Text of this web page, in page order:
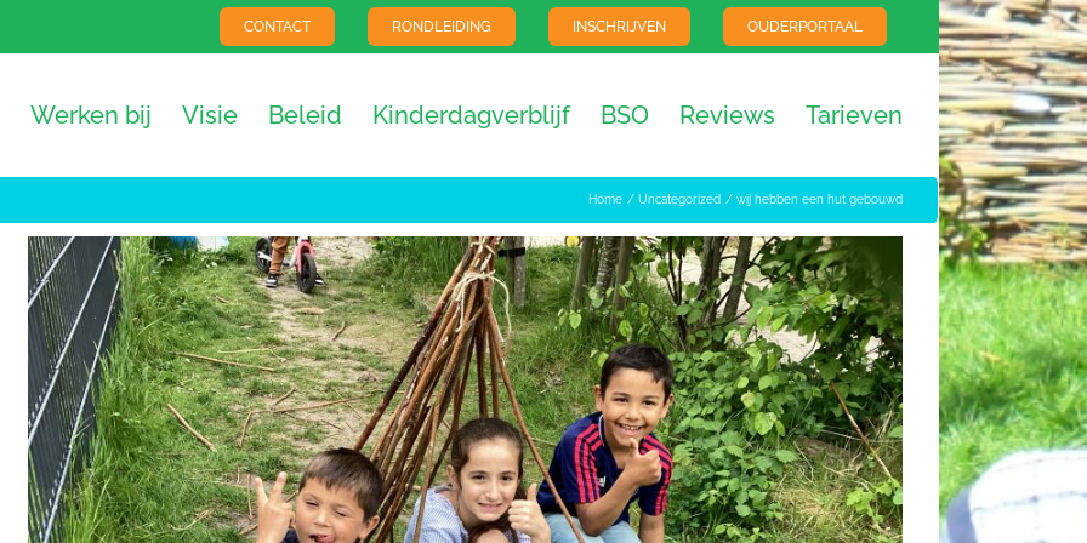
CONTACT RONDLEIDING INSCHRIJVEN OUDERPORTAAL
Werken bij Visie Beleid Kinderdagverblijf BSO Reviews Tarieven
Home Uncategorized wij hebben een hut gebouwd